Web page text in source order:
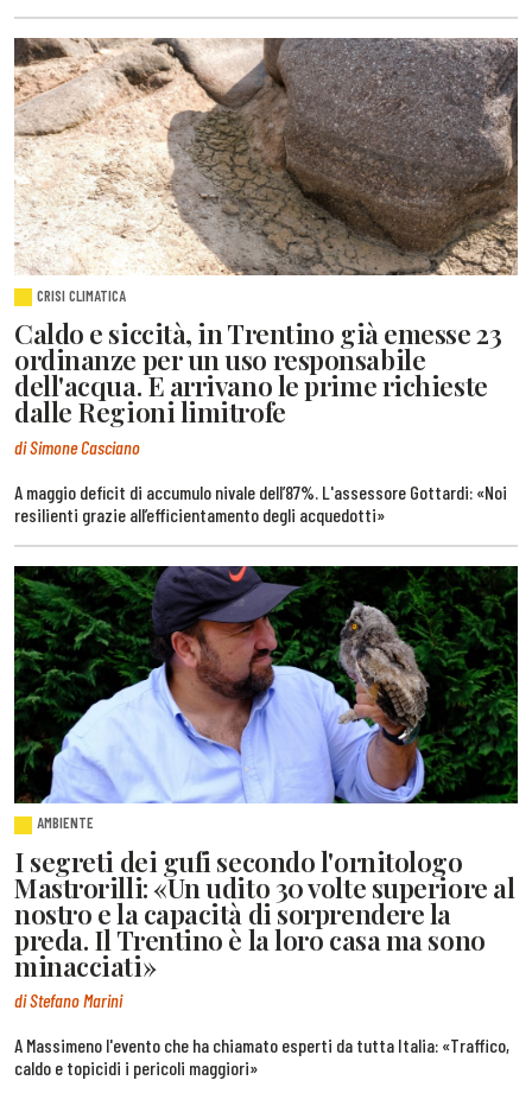
CRISI CLIMATICA
Caldo e siccità, in Trentino già emesse 23
ordinanze per un uso responsabile
dell'acqua. E arrivano le prime richieste
dalle Regioni limitrofe
di Simone Casciano
A maggio deficit di accumulo nivale dell’87%. L'assessore Gottardi: «Noi
resilienti grazie all’efficientamento degli acquedotti»
AMBIENTE
I segreti dei gufi secondo l'ornitologo
Mastrorilli: «Un udito 30 volte superiore al
nostro e la capacità di sorprendere la
preda. Il Trentino è la loro casa ma sono
minacciati»
di Stefano Marini
A Massimeno l'evento che ha chiamato esperti da tutta Italia: «Traffico,
caldo e topicidi i pericoli maggiori»